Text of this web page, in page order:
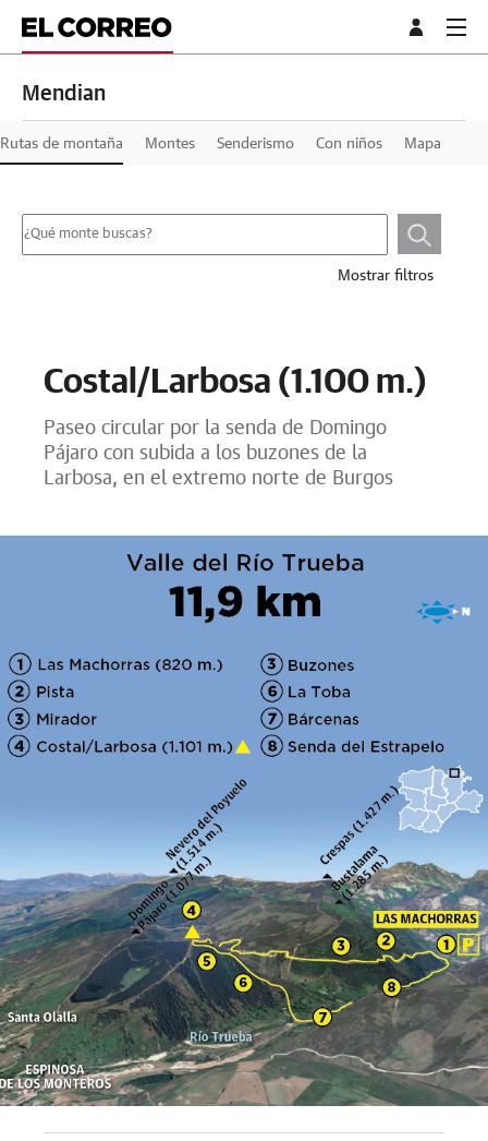
Mendian
Rutas de montaña Montes Senderismo Con niños Mapa
Mostrar filtros
Costal/Larbosa (1.100 m.)
Paseo circular por la senda de Domingo
Pájaro con subida a los buzones de la
Larbosa, en el extremo norte de Burgos